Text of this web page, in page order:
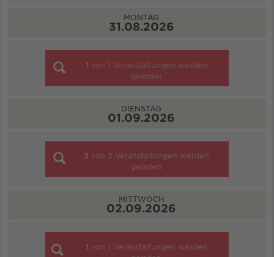
MONTAG
31.08.2026
1 von 1 Veranstaltungen werden
geladen
DIENSTAG
01.09.2026
3 von 3 Veranstaltungen werden
geladen
MITTWOCH
02.09.2026
1 von 1 Veranstaltungen werden